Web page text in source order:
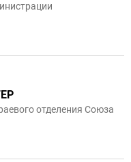
отделения Союза